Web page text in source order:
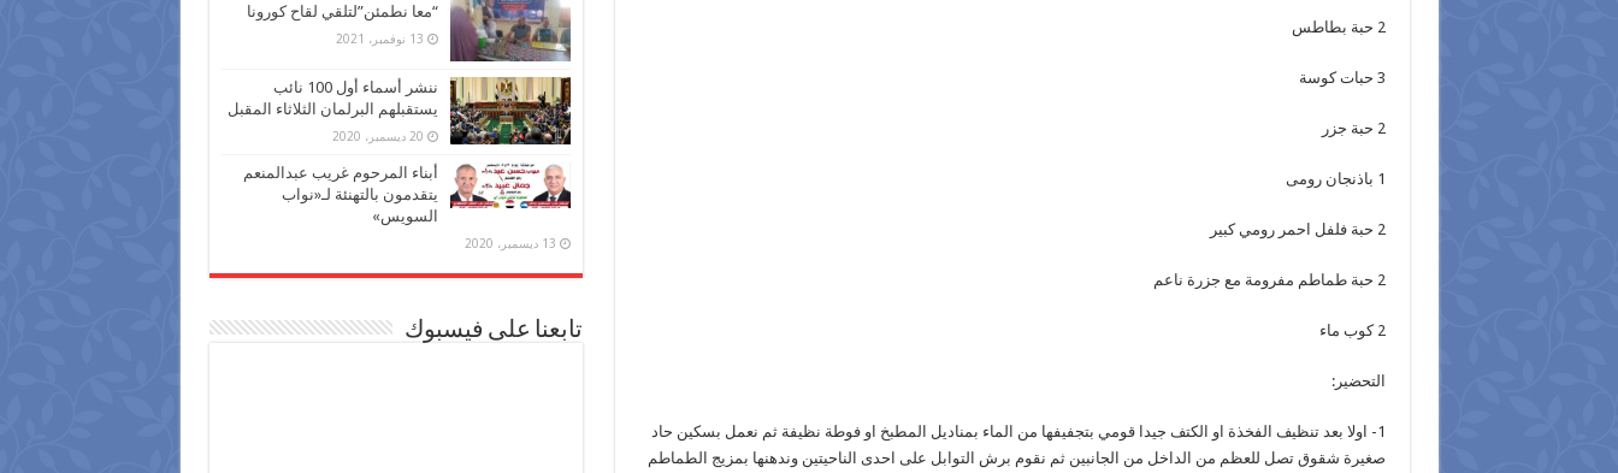
2 حبة بطاطس
3 حبات كوسة
2 حبة جزر
1 باذنجان رومى
2 حبة فلفل احمر رومي كبير
2 حبة طماطم مفرومة مع جزرة ناعم
2 كوب ماء
التحضير:
1- اولا بعد تنظيف الفخذة او الكتف جيدا قومي بتجفيفها من الماء بمناديل المطبخ او فوطة نظيفة ثم نعمل بسكين حاد
صغيرة شقوق تصل للعظم من الداخل من الجانبين ثم نقوم برش التوابل على احدى الناحيتين وندهنها بمزيج الطماطم
“معا نطمئن”لتلقي لقاح كورونا
13 نوفمبر، 2021
ننشر أسماء أول 100 نائب
يستقبلهم البرلمان الثلاثاء المقبل
20 ديسمبر، 2020
أبناء المرحوم غريب عبدالمنعم
يتقدمون بالتهنئة لـ«نواب
السويس»
13 ديسمبر، 2020
تابعنا على فيسبوك